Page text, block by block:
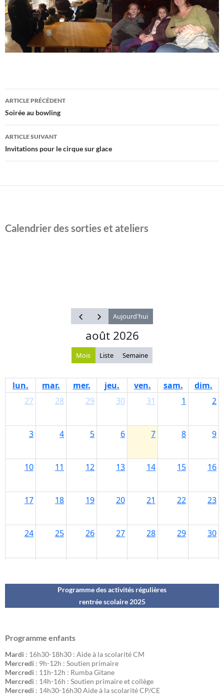
Navigation
des
articles
ARTICLE PRÉCÉDENT
Soirée au bowling
ARTICLE SUIVANT
Invitations pour le cirque sur glace
Calendrier des sorties et ateliers
Programme des activités régulières
rentrée scolaire 2025
Programme enfants
Mardi : 16h30-18h30 : Aide à la scolarité CM
Mercredi : 9h-12h : Soutien primaire
Mercredi : 11h-12h : Rumba Gitane
Mercredi : 14h-16h : Soutien primaire et collège
Mercredi : 14h30-16h30 Aide à la scolarité CP/CE